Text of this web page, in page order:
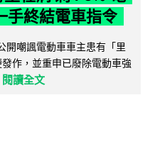
手終結電車指令
開嘲諷電動車車主患有「里
作，並重申已廢除電動車強
閱讀全文